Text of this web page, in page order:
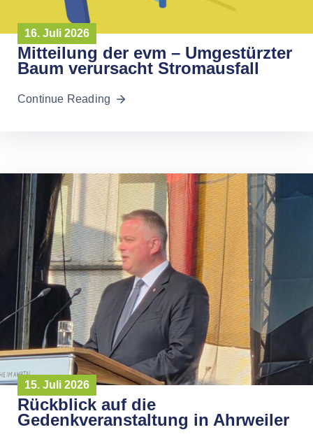
16. Juli 2026
Mitteilung der evm – Umgestürzter
Baum verursacht Stromausfall
Continue Reading
15. Juli 2026
Rückblick auf die
Gedenkveranstaltung in Ahrweiler